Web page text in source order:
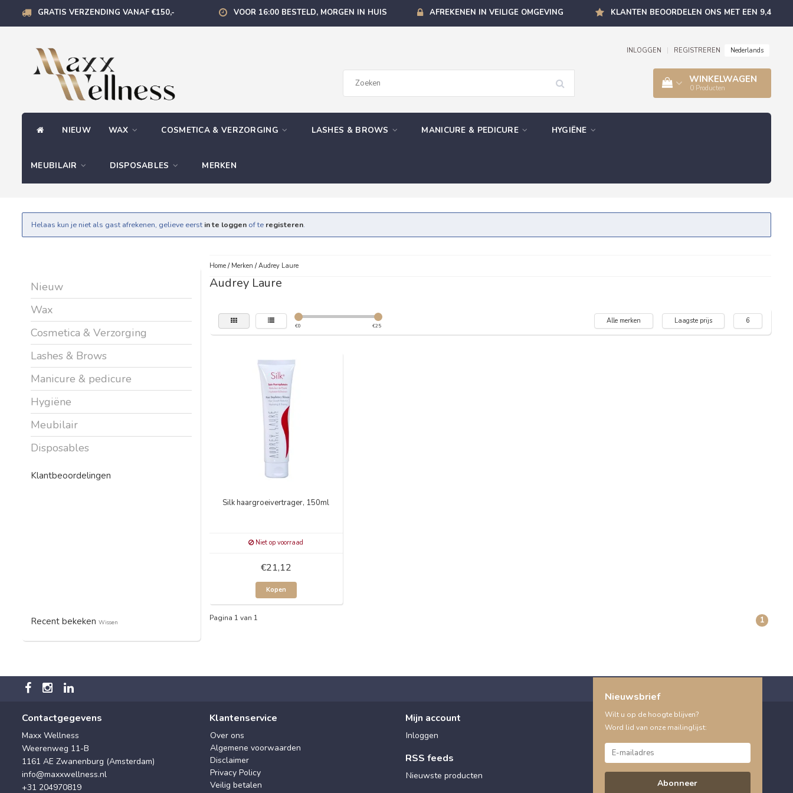
GRATIS VERZENDING VANAF €150,- VOOR 16:00 BESTELD, MORGEN IN HUIS AFREKENEN IN VEILIGE OMGEVING KLANTEN BEOORDELEN ONS MET EEN 9,4
INLOGGEN REGISTREREN Nederlands
WINKELWAGEN
0 Producten
NIEUW WAX COSMETICA & VERZORGING LASHES & BROWS MANICURE & PEDICURE HYGIËNE
MEUBILAIR DISPOSABLES MERKEN
Helaas kun je niet als gast afrekenen, gelieve eerst in te loggen of te registeren.
Nieuw
Wax
Cosmetica & Verzorging
Lashes & Brows
Manicure & pedicure
Hygiëne
Meubilair
Disposables
Klantbeoordelingen
Recent bekeken Wissen
Home/ Merken /Audrey Laure
Audrey Laure
€0 €25
Alle merken Laagste prijs 6
Silk haargroeivertrager, 150ml
Niet op voorraad
€21,12
Kopen
Pagina 1 van 1 1
Contactgegevens
Maxx Wellness
Weerenweg 11-B
1161 AE Zwanenburg (Amsterdam)
info@maxxwellness.nl
+31 204970819
Klantenservice
Over ons
Algemene voorwaarden
Disclaimer
Privacy Policy
Veilig betalen
Mijn account
Inloggen
RSS feeds
Nieuwste producten
Nieuwsbrief
Wilt u op de hoogte blijven?
Word lid van onze mailinglijst:
Abonneer